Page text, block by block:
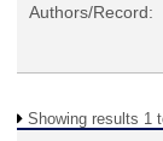
Authors/Record:
Showing results 1